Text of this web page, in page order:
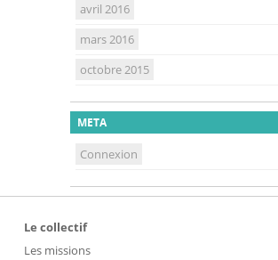
avril 2016
mars 2016
octobre 2015
META
Connexion
Le collectif
Les missions